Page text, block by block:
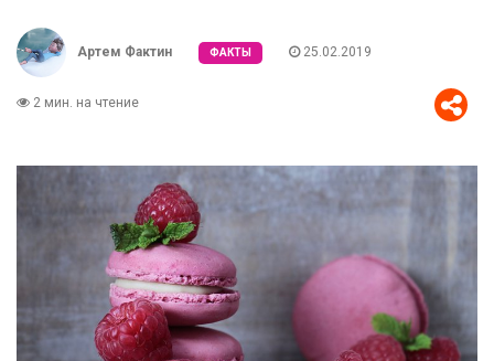
Артем Фактин ФАКТЫ 25.02.2019
2 мин. на чтение